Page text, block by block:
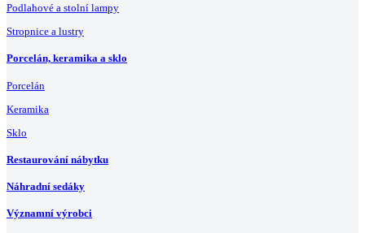
Podlahové a stolní lampy
Stropnice a lustry
Porcelán, keramika a sklo
Porcelán
Keramika
Sklo
Restaurování nábytku
Náhradní sedáky
Významní výrobci